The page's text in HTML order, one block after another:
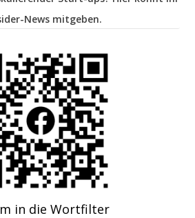
News mitgeben.
in die Wortfilter